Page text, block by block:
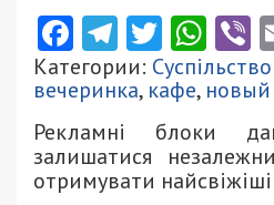
Facebook
Telegram
Twitter
Категории: Суспільство
вечеринка, кафе, новый
Рекламні блоки
залишатися
отримувати